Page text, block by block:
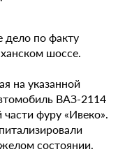
дело по факту
шоссе.
на указанной
ВАЗ-2114
фуру «Ивеко».
состоянии.